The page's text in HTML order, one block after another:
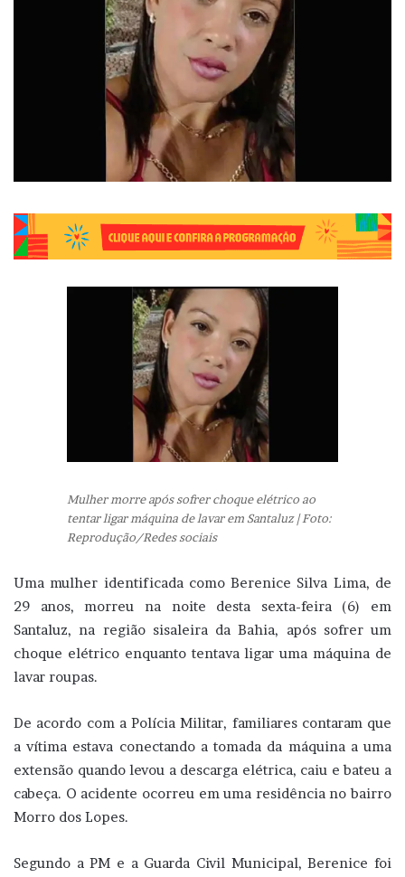
Mulher morre após sofrer choque elétrico ao
tentar ligar máquina de lavar em Santaluz | Foto:
Reprodução/Redes sociais
Uma mulher identificada como Berenice Silva Lima, de
29 anos, morreu na noite desta sexta-feira (6) em
Santaluz, na região sisaleira da Bahia, após sofrer um
choque elétrico enquanto tentava ligar uma máquina de
lavar roupas.
De acordo com a Polícia Militar, familiares contaram que
a vítima estava conectando a tomada da máquina a uma
extensão quando levou a descarga elétrica, caiu e bateu a
cabeça. O acidente ocorreu em uma residência no bairro
Morro dos Lopes.
Segundo a PM e a Guarda Civil Municipal, Berenice foi